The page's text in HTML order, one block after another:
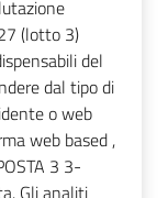
(lotto 3)
del
dal tipo di
o web
web based ,
3 3-
Gli analiti